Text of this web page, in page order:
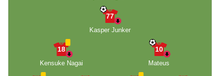
77
Kasper Junker
18
Kensuke Nagai
10
Mateus